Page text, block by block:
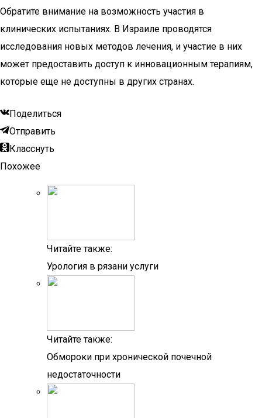
Обратите внимание на возможность участия в
клинических испытаниях. В Израиле проводятся
исследования новых методов лечения, и участие в них
может предоставить доступ к инновационным терапиям,
которые еще не доступны в других странах.
Поделиться
Отправить
Класснуть
Похожее
Читайте также:
Урология в рязани услуги
Читайте также:
Обмороки при хронической почечной
недостаточности